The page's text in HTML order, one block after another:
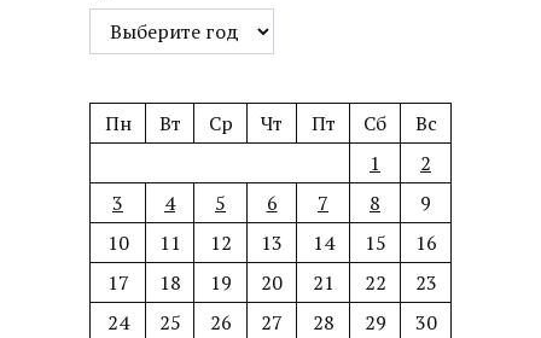
Пн Вт Ср Чт Пт Сб
Вс
1
2
3
4 5 6 7 8
9
10
11 12 13 14 15
16
17
18 19 20 21 22
23
24
25 26 27 28 29
30